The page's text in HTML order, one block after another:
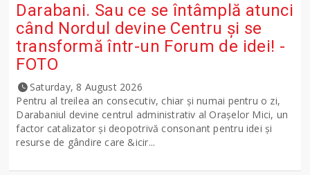
Darabani. Sau ce se întâmplă atunci
când Nordul devine Centru și se
transformă într-un Forum de idei! -
FOTO
Saturday, 8 August 2026
Pentru al treilea an consecutiv, chiar și numai pentru o zi,
Darabaniul devine centrul administrativ al Orașelor Mici, un
factor catalizator și deopotrivă consonant pentru idei și
resurse de gândire care &icir...